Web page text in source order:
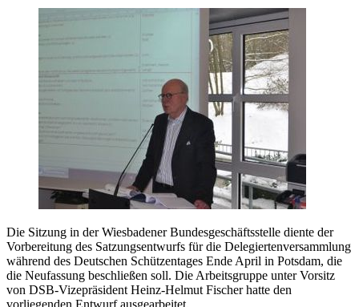
Die Sitzung in der Wiesbadener Bundesgeschäftsstelle diente der
Vorbereitung des Satzungsentwurfs für die Delegiertenversammlung
während des Deutschen Schützentages Ende April in Potsdam, die
die Neufassung beschließen soll. Die Arbeitsgruppe unter Vorsitz
von DSB-Vizepräsident Heinz-Helmut Fischer hatte den
vorliegenden Entwurf ausgearbeitet.